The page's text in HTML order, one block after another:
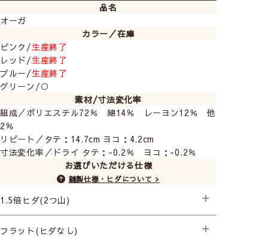
品名
オーガ
カラー／在庫
ピンク/生産終了
レッド/生産終了
ブルー/生産終了
グリーン/○
素材/寸法変化率
組成／ポリエステル72％ 綿14％ レーヨン12％ 他
2％
リピート／タテ：14.7cm ヨコ：4.2cm
寸法変化率／ドライ タテ：-0.2％ ヨコ：-0.2％
お選びいただける仕様
縫製仕様・ヒダについて >
1.5倍ヒダ(2つ山)
├プレミアム縫製
フラット(ヒダなし)